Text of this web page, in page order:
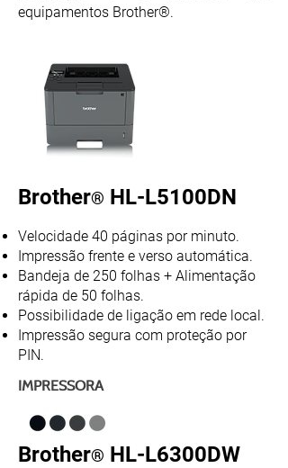
equipamentos Brother®.
Brother® HL-L5100DN
Velocidade 40 páginas por minuto.
Impressão frente e verso automática.
Bandeja de 250 folhas + Alimentação
rápida de 50 folhas.
Possibilidade de ligação em rede local.
Impressão segura com proteção por
PIN.
IMPRESSORA
Brother® HL-L6300DW